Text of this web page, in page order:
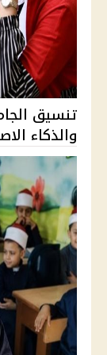
والذكاء